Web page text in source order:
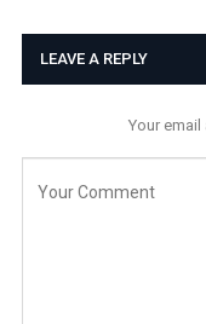
LEAVE A REPLY
Your